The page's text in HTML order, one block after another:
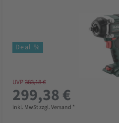
Deal %
UVP383,18 €
299,38 €
inkl. MwSt zzgl. Versand *